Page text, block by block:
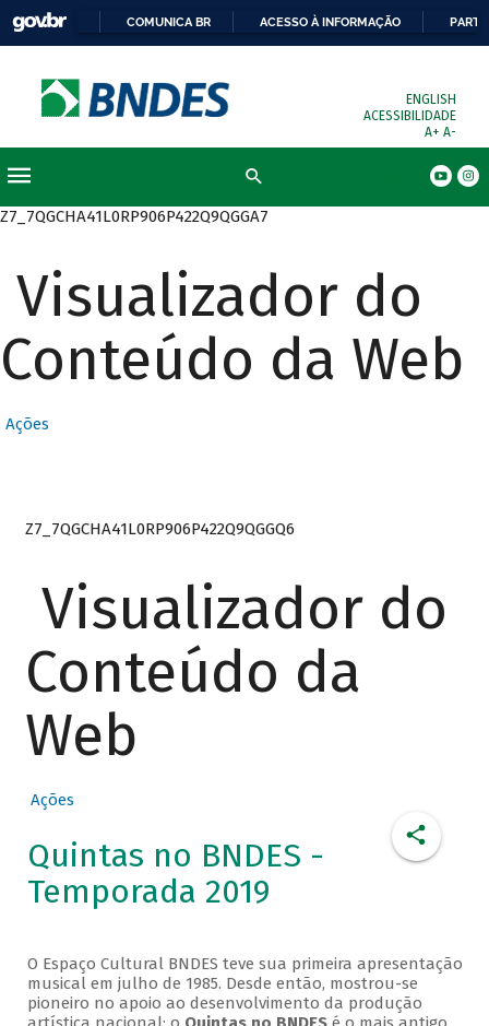
COMUNICA BR ACESSO À INFORMAÇÃO
ENGLISH
ACESSIBILIDADE
A+ A-
Z7_7QGCHA41L0RP906P422Q9QGGA7
Visualizador do
Conteúdo da Web
Ações
Z7_7QGCHA41L0RP906P422Q9QGGQ6
Visualizador do
Conteúdo da
Web
Ações
Quintas no BNDES -
Temporada 2019
O Espaço Cultural BNDES teve sua primeira apresentação
musical em julho de 1985. Desde então, mostrou-se
pioneiro no apoio ao desenvolvimento da produção